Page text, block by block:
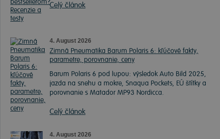
Celý článok
4. August 2026
Zimná Pneumatika Barum Polaris 6: kľúčové fakty,
parametre, porovnanie, ceny
Barum Polaris 6 pod lupou: výsledok Auto Bild 2025,
jazda na snehu a mokre, Snaqua Pockets, EÚ štítky a
porovnanie s Matador MP93 Nordicca.
Celý článok
4. August 2026